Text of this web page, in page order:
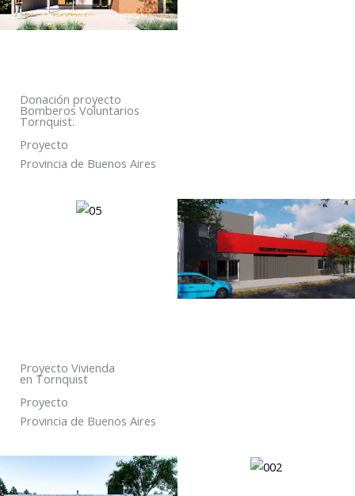
Donación proyecto
Bomberos Voluntarios
Tornquist.
Proyecto
Provincia de Buenos Aires
Proyecto Vivienda
en Tornquist
Proyecto
Provincia de Buenos Aires